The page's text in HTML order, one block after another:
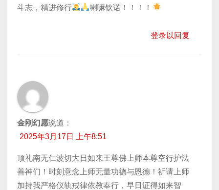
斗志，精进修行
喇嘛钦诺！！！！
登录以回复
金刚幻愿说道：
2025年3月17日 上午8:51
顶礼南无仁波切大日如来王尊佛上师本尊空行护法
善神们！时刻意念上师无量功德与恩德！祈请上师
加持我严格仪轨戒律依教奉行，早日证得如来智